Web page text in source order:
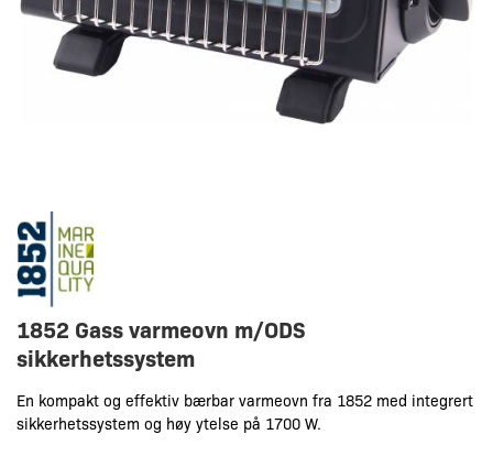
1852 Gass varmeovn m/ODS
sikkerhetssystem
En kompakt og effektiv bærbar varmeovn fra 1852 med integrert
sikkerhetssystem og høy ytelse på 1700 W.